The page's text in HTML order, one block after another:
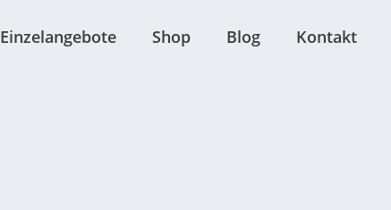
Einzelangebote Shop Blog Kontakt